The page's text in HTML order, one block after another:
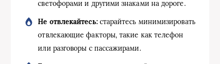
светофорами и другими знаками на дороге.
Не отвлекайтесь:старайтесь минимизировать
отвлекающие факторы, такие как телефон
или разговоры с пассажирами.